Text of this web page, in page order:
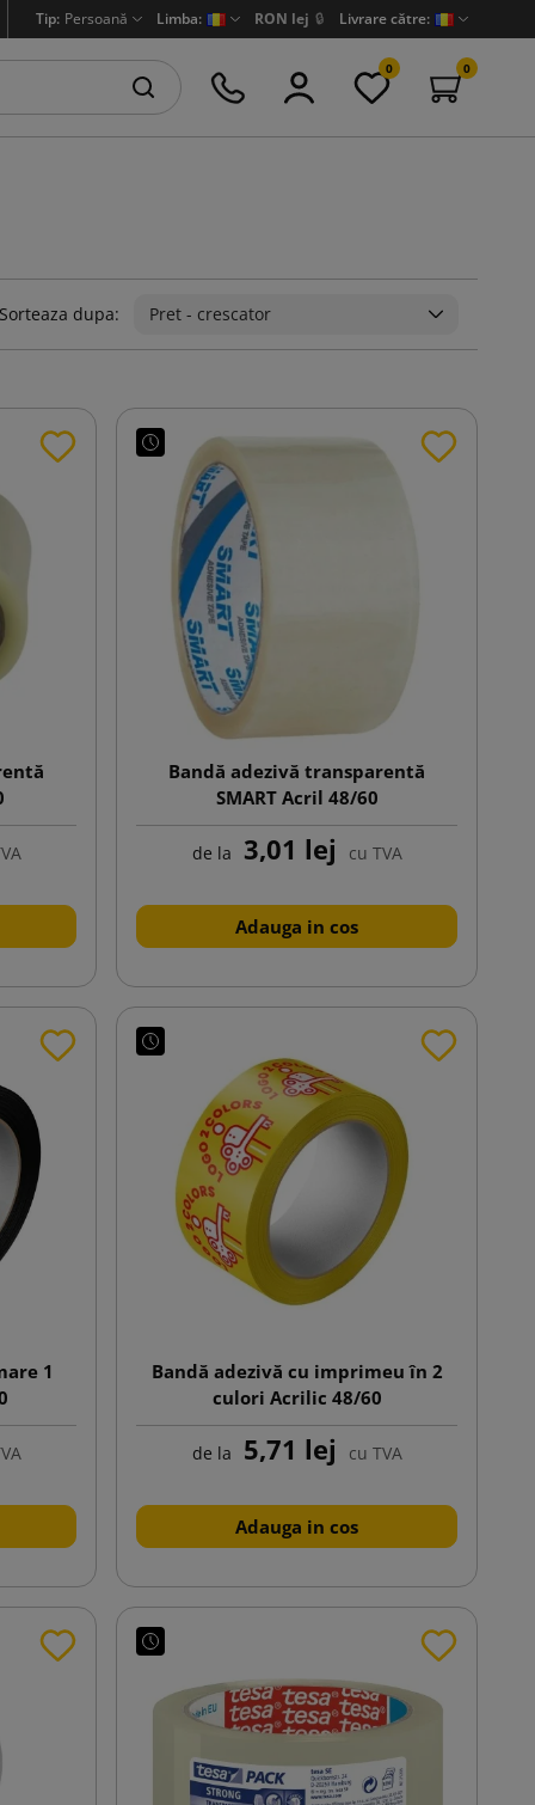
Tip: Persoană Limba: RON lej 🔒 Livrare către:
0 0
Sorteaza dupa: Pret - crescator
Bandă adezivă transparentă
SMART Acril 48/60
de la 3,01 lej cu TVA
Adauga in cos
1
Bandă adezivă cu imprimeu în 2
culori Acrilic 48/60
de la 5,71 lej cu TVA
Adauga in cos